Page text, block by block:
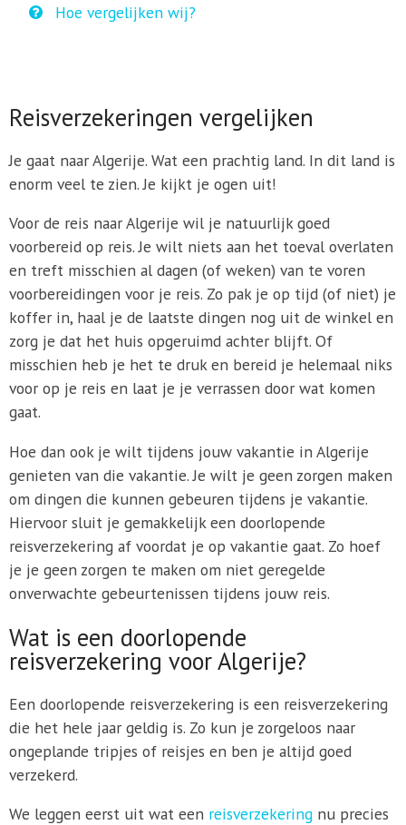
Hoe vergelijken wij?
Reisverzekeringen vergelijken
Je gaat naar Algerije. Wat een prachtig land. In dit land is
enorm veel te zien. Je kijkt je ogen uit!
Voor de reis naar Algerije wil je natuurlijk goed
voorbereid op reis. Je wilt niets aan het toeval overlaten
en treft misschien al dagen (of weken) van te voren
voorbereidingen voor je reis. Zo pak je op tijd (of niet) je
koffer in, haal je de laatste dingen nog uit de winkel en
zorg je dat het huis opgeruimd achter blijft. Of
misschien heb je het te druk en bereid je helemaal niks
voor op je reis en laat je je verrassen door wat komen
gaat.
Hoe dan ook je wilt tijdens jouw vakantie in Algerije
genieten van die vakantie. Je wilt je geen zorgen maken
om dingen die kunnen gebeuren tijdens je vakantie.
Hiervoor sluit je gemakkelijk een doorlopende
reisverzekering af voordat je op vakantie gaat. Zo hoef
je je geen zorgen te maken om niet geregelde
onverwachte gebeurtenissen tijdens jouw reis.
Wat is een doorlopende
reisverzekering voor Algerije?
Een doorlopende reisverzekering is een reisverzekering
die het hele jaar geldig is. Zo kun je zorgeloos naar
ongeplande tripjes of reisjes en ben je altijd goed
verzekerd.
We leggen eerst uit wat een reisverzekeringnu precies